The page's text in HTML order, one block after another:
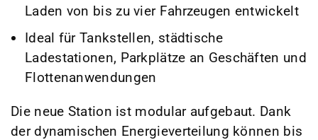
Laden von bis zu vier Fahrzeugen entwickelt
Ideal für Tankstellen, städtische
Ladestationen, Parkplätze an Geschäften und
Flottenanwendungen
Die neue Station ist modular aufgebaut. Dank
der dynamischen Energieverteilung können bis